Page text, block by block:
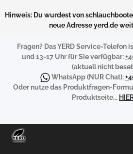
Hinweis: Du wurdest von
neue Adresse yerd.de
Fragen? Das YERD Service-Telefon
und 13-17 Uhr für Sie verfügbar:
(aktuell nicht
WhatsApp(NUR Chat):
Oder nutze das Produktfragen-
Produktseite...